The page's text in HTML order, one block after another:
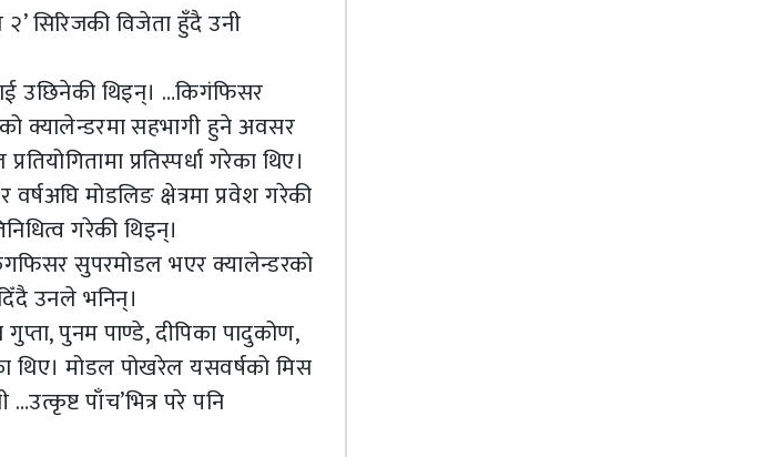
सिरिजकी विजेता हुँदै उनी
उछिनेकी थिइन्। …किगंफिसर
क्यालेन्डरमा सहभागी हुने अवसर
प्रतिस्पर्धा गरेका थिए।
मोडलिङ क्षेत्रमा प्रवेश गरेकी
गरेकी थिइन्।
सुपरमोडल भएर क्यालेन्डरको
उनले भनिन्।
पुनम पाण्डे, दीपिका पादुकोण,
थिए। मोडल पोखरेल यसवर्षको मिस
पाँच’भित्र परे पनि